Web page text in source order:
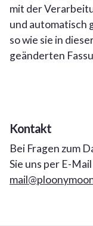
mit der
und automatisch
so wie sie in
geänderten
Kontakt
Bei Fragen zum
Sie uns per E-